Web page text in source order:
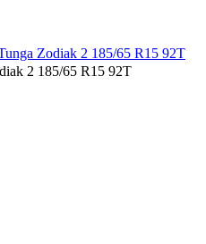
2 185/65 R15 92T